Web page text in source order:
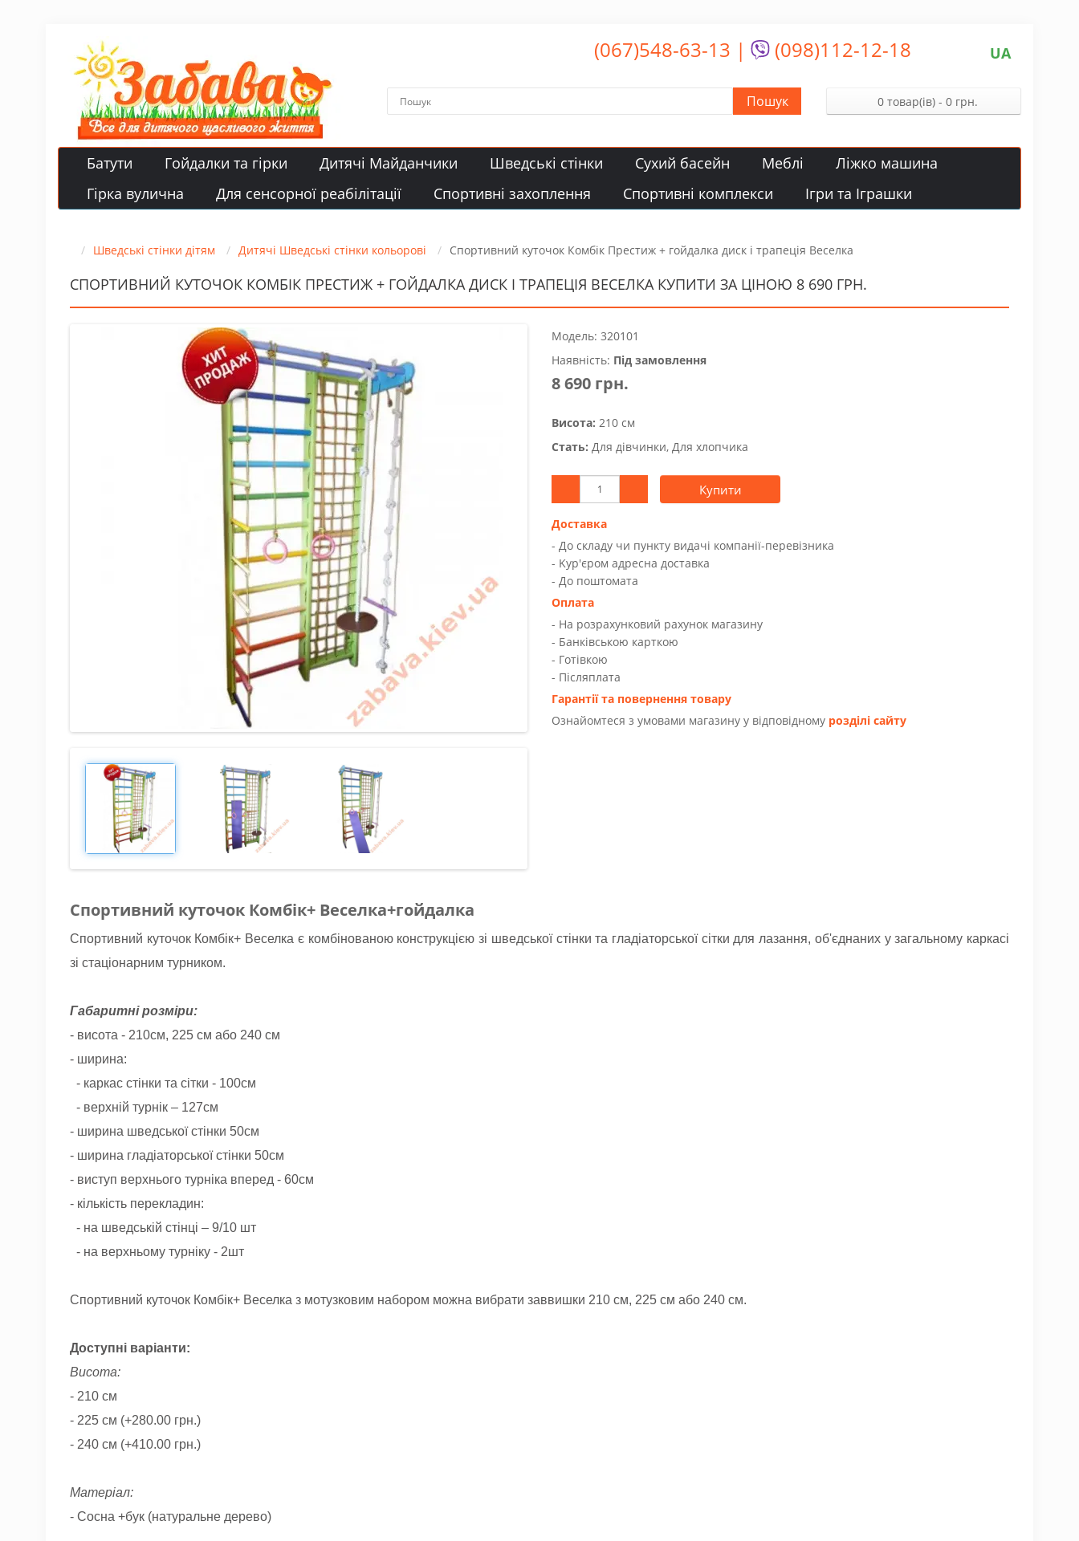
(067)548-63-13 | (098)112-12-18 UA
Пошук 0 товар(ів) - 0 грн.
Батути Гойдалки та гірки Дитячі Майданчики Шведські стінки Сухий басейн Меблі
Ліжко машина
Гірка вулична
Для сенсорної реабілітації Спортивні захоплення Спортивні комплекси Ігри та Іграшки
Шведські стінки дітям Дитячі Шведські стінки кольорові Спортивний куточок Комбік Престиж + гойдалка диск і трапеція Веселка
СПОРТИВНИЙ КУТОЧОК КОМБІК ПРЕСТИЖ + ГОЙДАЛКА ДИСК І ТРАПЕЦІЯ ВЕСЕЛКА КУПИТИ ЗА ЦІНОЮ 8 690 ГРН.
Модель: 320101
Наявність: Під замовлення
8 690 грн.
Висота: 210 см
Стать: Для дівчинки, Для хлопчика
Купити
Доставка
- До складу чи пункту видачі компанії-перевізника
- Kур'єром адресна доставка
- До поштомата
Оплата
- На розрахунковий рахунок магазину
- Банківською карткою
- Готівкою
- Післяплата
Гарантії та повернення товару
Ознайомтеся з умовами магазину у відповідному розділі сайту
Спортивний куточок Комбік+ Веселка+гойдалка
Спортивний куточок Комбік+ Веселка є комбінованою конструкцією зі шведської стінки та гладіаторської сітки для лазання, об'єднаних у загальному каркасі
зі стаціонарним турником.
Габаритні розміри:
- висота - 210см, 225 см або 240 см
- ширина:
- каркас стінки та сітки - 100см
- верхній турнік – 127см
- ширина шведської стінки 50см
- ширина гладіаторської стінки 50см
- виступ верхнього турніка вперед - 60см
- кількість перекладин:
- на шведській стінці – 9/10 шт
- на верхньому турніку - 2шт
Спортивний куточок Комбік+ Веселка з мотузковим набором можна вибрати заввишки 210 см, 225 см або 240 см.
Доступні варіанти:
Висота:
- 210 см
- 225 см (+280.00 грн.)
- 240 см (+410.00 грн.)
Матеріал:
- Сосна +бук (натуральне дерево)